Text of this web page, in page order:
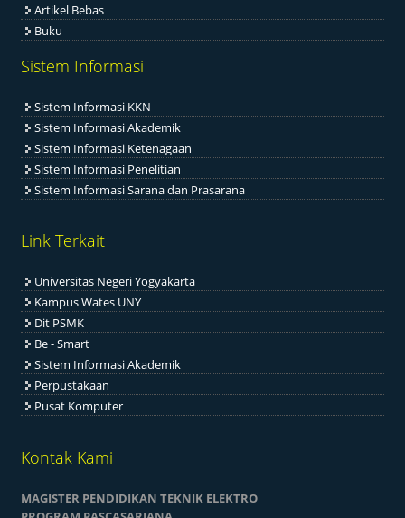
Artikel Bebas
Buku
Sistem Informasi
Sistem Informasi KKN
Sistem Informasi Akademik
Sistem Informasi Ketenagaan
Sistem Informasi Penelitian
Sistem Informasi Sarana dan Prasarana
Link Terkait
Universitas Negeri Yogyakarta
Kampus Wates UNY
Dit PSMK
Be - Smart
Sistem Informasi Akademik
Perpustakaan
Pusat Komputer
Kontak Kami
MAGISTER PENDIDIKAN TEKNIK ELEKTRO